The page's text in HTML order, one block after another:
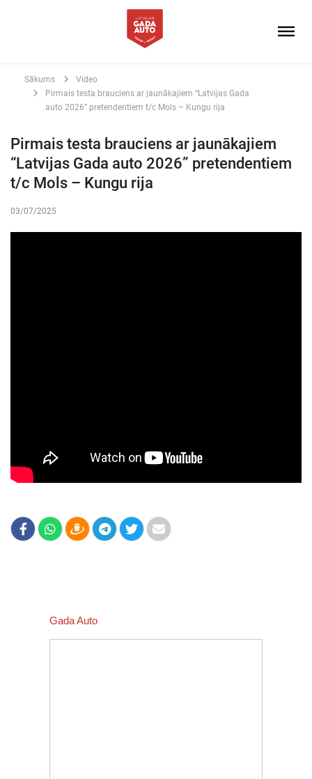
Sākums
Video
Pirmais testa brauciens ar jaunākajiem “Latvijas Gada
auto 2026” pretendentiem t/c Mols – Kungu rija
Pirmais testa brauciens ar jaunākajiem
“Latvijas Gada auto 2026” pretendentiem
t/c Mols – Kungu rija
03/07/2025
Gada Auto